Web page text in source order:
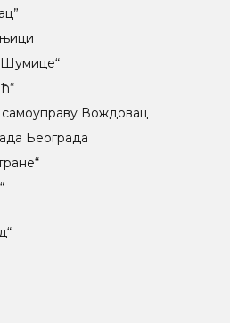
Шумице“
Вождовац
Београда